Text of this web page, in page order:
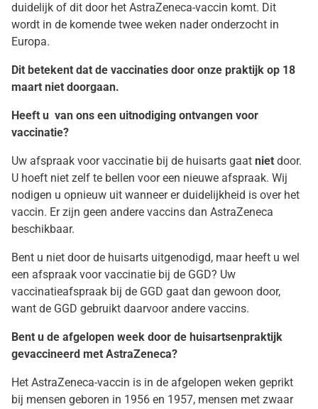
duidelijk of dit door het AstraZeneca-vaccin komt. Dit
wordt in de komende twee weken nader onderzocht in
Europa.
Dit betekent dat de vaccinaties door onze praktijk op 18
maart niet doorgaan.
Heeft u van ons een uitnodiging ontvangen voor
vaccinatie?
Uw afspraak voor vaccinatie bij de huisarts gaat niet door.
U hoeft niet zelf te bellen voor een nieuwe afspraak. Wij
nodigen u opnieuw uit wanneer er duidelijkheid is over het
vaccin. Er zijn geen andere vaccins dan AstraZeneca
beschikbaar.
Bent u niet door de huisarts uitgenodigd, maar heeft u wel
een afspraak voor vaccinatie bij de GGD? Uw
vaccinatieafspraak bij de GGD gaat dan gewoon door,
want de GGD gebruikt daarvoor andere vaccins.
Bent u de afgelopen week door de huisartsenpraktijk
gevaccineerd met AstraZeneca?
Het AstraZeneca-vaccin is in de afgelopen weken geprikt
bij mensen geboren in 1956 en 1957, mensen met zwaar